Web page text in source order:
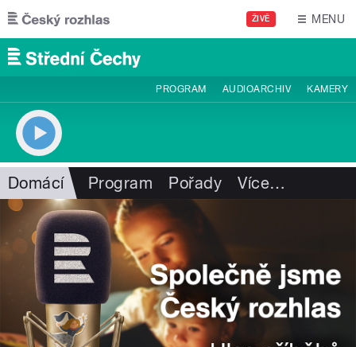
Přejít k hlavnímu obsahu
ŽIVĚ MENU
PROGRAM AUDIOARCHIV KAMERY
Domácí Program Pořady Více…